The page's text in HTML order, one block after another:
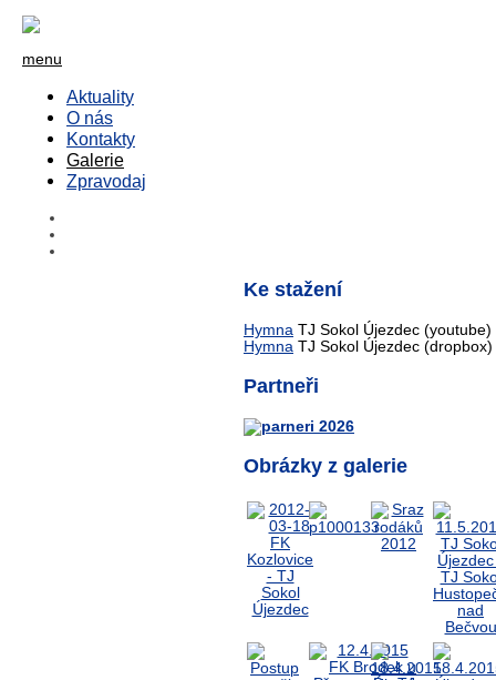
menu
Aktuality
O nás
Kontakty
Galerie
Zpravodaj
Ke stažení
Hymna TJ Sokol Újezdec (youtube)
Hymna TJ Sokol Újezdec (dropbox)
Partneři
Obrázky z galerie